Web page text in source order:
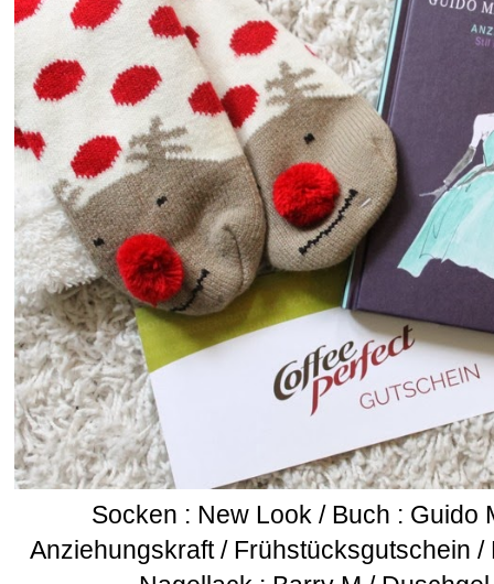
Socken : New Look / Buch : Guido
Anziehungskraft / Frühstücksgutschein /